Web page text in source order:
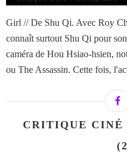
Girl // De Shu Qi. Avec Roy
connaît surtout Shu Qi pour
caméra de Hou Hsiao-hsien,
ou The Assassin. Cette fois,
CRITIQUE CINÉ